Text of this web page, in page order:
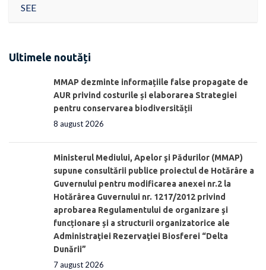
SEE
Ultimele noutăți
MMAP dezminte informațiile false propagate de
AUR privind costurile și elaborarea Strategiei
pentru conservarea biodiversității
8 august 2026
Ministerul Mediului, Apelor şi Pădurilor (MMAP)
supune consultării publice proiectul de Hotărâre a
Guvernului pentru modificarea anexei nr.2 la
Hotărârea Guvernului nr. 1217/2012 privind
aprobarea Regulamentului de organizare şi
funcționare și a structurii organizatorice ale
Administraţiei Rezervaţiei Biosferei “Delta
Dunării”
7 august 2026